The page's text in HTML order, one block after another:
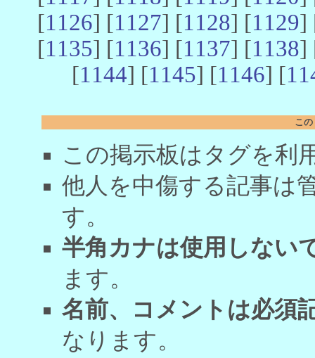
[1126] [1127] [1128] [1129]
[1135] [1136] [1137] [1138]
[1144] [1145] [1146] [
こ
この掲示板はタグを利
他人を中傷する記事は
す。
半角カナは使用しない
ます。
名前、コメントは必須
なります。